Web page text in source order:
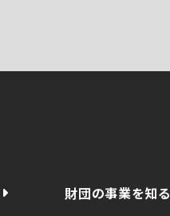
財団の事業を知る